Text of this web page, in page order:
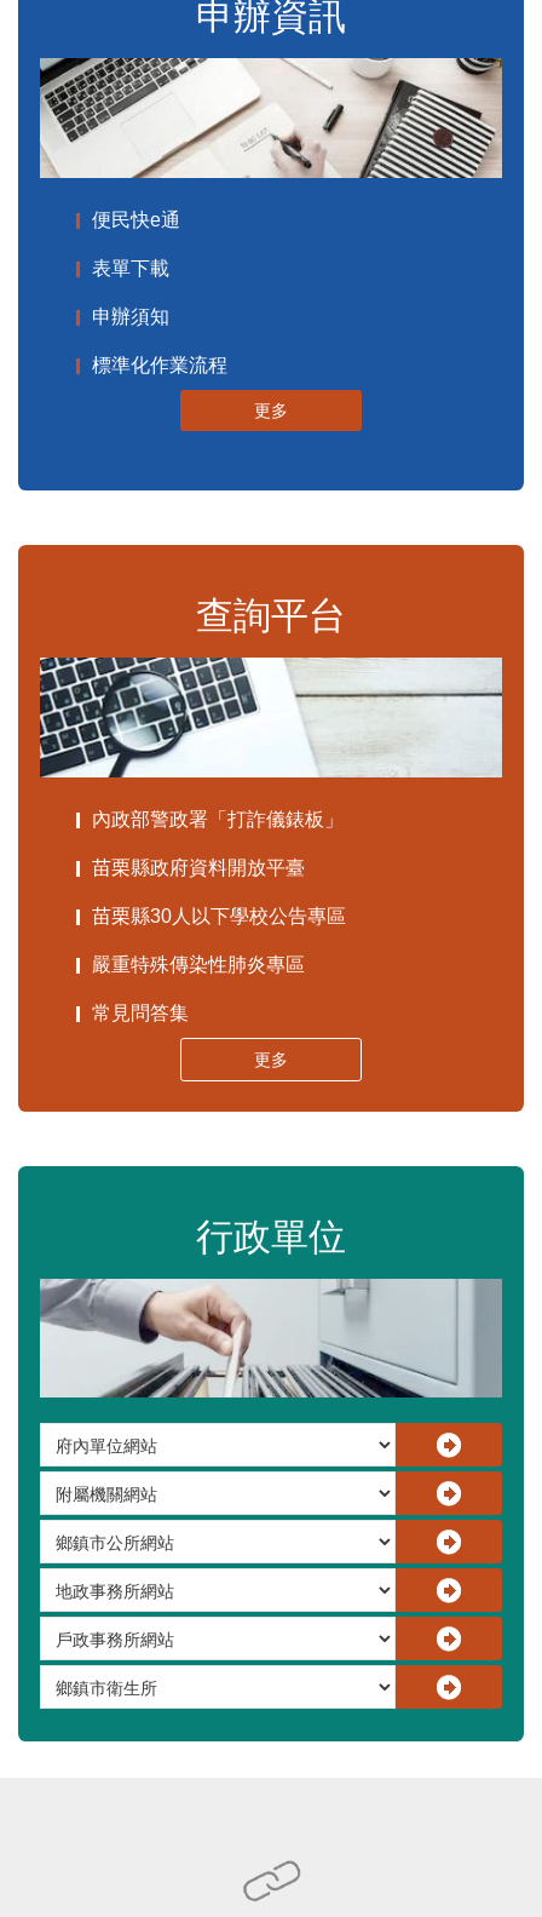
申辦資訊
便民快e通
表單下載
申辦須知
標準化作業流程
更多
查詢平台
內政部警政署「打詐儀錶板」
苗栗縣政府資料開放平臺
苗栗縣30人以下學校公告專區
嚴重特殊傳染性肺炎專區
常見問答集
更多
行政單位